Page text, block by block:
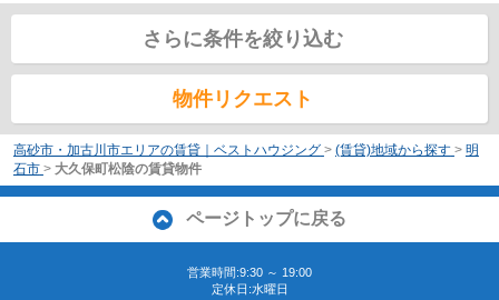
さらに条件を絞り込む
物件リクエスト
高砂市・加古川市エリアの賃貸｜ベストハウジング > (賃貸)地域から探す > 明
石市 > 大久保町松陰の賃貸物件
ページトップに戻る
営業時間:9:30 ～ 19:00
定休日:水曜日